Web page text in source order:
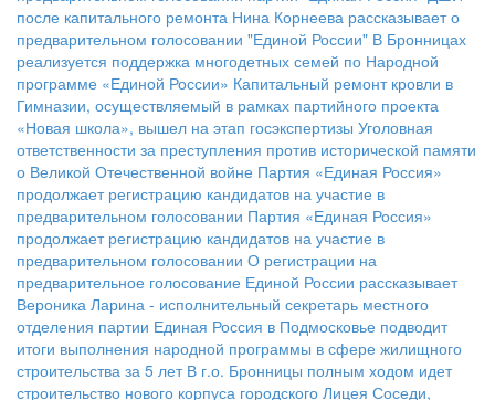
после капитального ремонта Нина Корнеева рассказывает о
предварительном голосовании "Единой России" В Бронницах
реализуется поддержка многодетных семей по Народной
программе «Единой России» Капитальный ремонт кровли в
Гимназии, осуществляемый в рамках партийного проекта
«Новая школа», вышел на этап госэкспертизы Уголовная
ответственности за преступления против исторической памяти
о Великой Отечественной войне Партия «Единая Россия»
продолжает регистрацию кандидатов на участие в
предварительном голосовании Партия «Единая Россия»
продолжает регистрацию кандидатов на участие в
предварительном голосовании О регистрации на
предварительное голосование Единой России рассказывает
Вероника Ларина - исполнительный секретарь местного
отделения партии Единая Россия в Подмосковье подводит
итоги выполнения народной программы в сфере жилищного
строительства за 5 лет В г.о. Бронницы полным ходом идет
строительство нового корпуса городского Лицея Соседи,